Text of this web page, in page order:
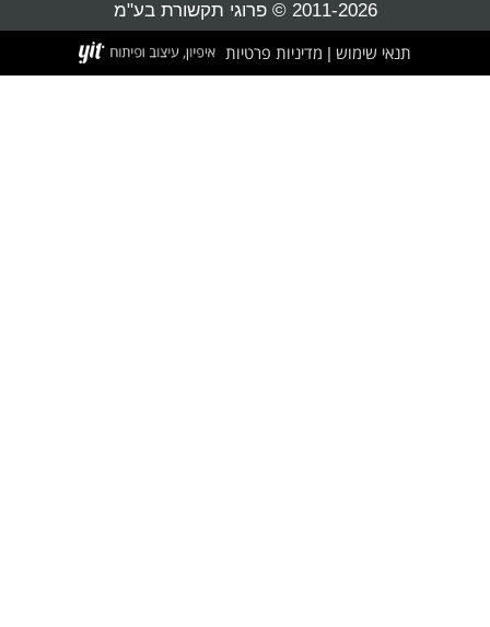
2011-2026 © פרוגי תקשורת בע"מ
תנאי שימוש מדיניות פרטיות